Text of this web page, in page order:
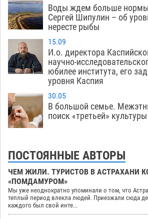
Воды ждем больше
Сергей Шипулин – об
нересте рыбы
15.09
И.о. директора
научно-
юбилее института, его
уровня Каспия
30.05
В большой семье.
поиск «третьей» культуры
ПОСТОЯННЫЕ АВТОРЫ
ЧЕМ ЖИЛИ. ТУРИСТОВ В АСТРАХАНИ
«ПОМДАМУРОМ»
Мы уже неоднократно упоминали о том, что
теплый период влекла людей. Приезжали сюда
каждого был свой инте...